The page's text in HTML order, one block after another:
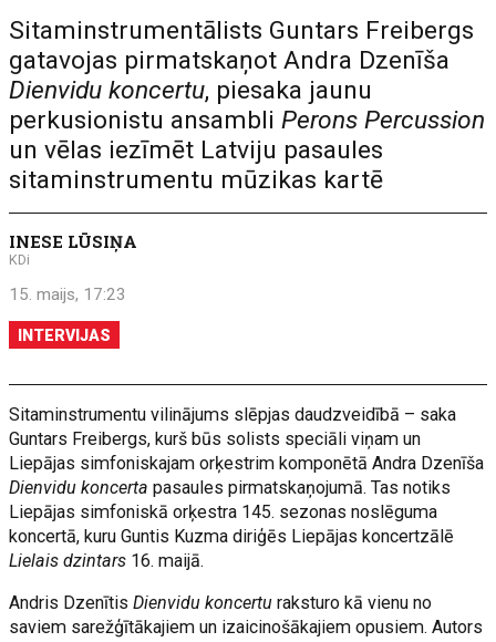
Sitaminstrumentālists Guntars Freibergs
gatavojas pirmatskaņot Andra Dzenīša
Dienvidu koncertu, piesaka jaunu
perkusionistu ansambliPerons Percussion
un vēlas iezīmēt Latviju pasaules
sitaminstrumentu mūzikas kartē
INESE LŪSIŅA
KDi
15. maijs, 17:23
INTERVIJAS
Sitaminstrumentu vilinājums slēpjas daudzveidībā – saka
Guntars Freibergs, kurš būs solists speciāli viņam un
Liepājas simfoniskajam orķestrim komponētā Andra Dzenīša
Dienvidu koncerta pasaules pirmatskaņojumā. Tas notiks
Liepājas simfoniskā orķestra 145. sezonas noslēguma
koncertā, kuru Guntis Kuzma diriģēs Liepājas koncertzālē
Lielais dzintars 16. maijā.
Andris DzenītisDienvidu koncertu raksturo kā vienu no
saviem sarežģītākajiem un izaicinošākajiem opusiem. Autors